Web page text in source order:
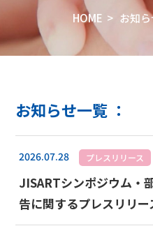
HOME > お知
お知らせ一覧 ：
2026.07.28 プレスリリース
JISARTシンポジウム・
告に関するプレスリリ